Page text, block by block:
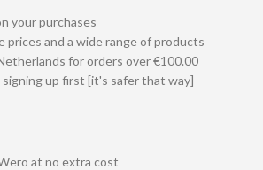
your purchases
prices and a wide range of products
for orders over €100.00
up first [it's safer that way]
at no extra cost